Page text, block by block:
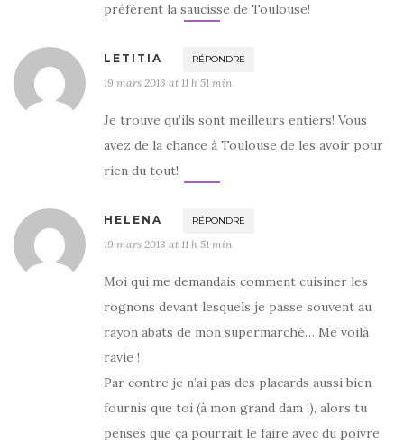
préfèrent la saucisse de Toulouse!
LETITIA RÉPONDRE
19 mars 2013 at 11 h 51 min
Je trouve qu’ils sont meilleurs entiers! Vous
avez de la chance à Toulouse de les avoir pour
rien du tout!
HELENA RÉPONDRE
19 mars 2013 at 11 h 51 min
Moi qui me demandais comment cuisiner les
rognons devant lesquels je passe souvent au
rayon abats de mon supermarché… Me voilà
ravie !
Par contre je n’ai pas des placards aussi bien
fournis que toi (à mon grand dam !), alors tu
penses que ça pourrait le faire avec du poivre